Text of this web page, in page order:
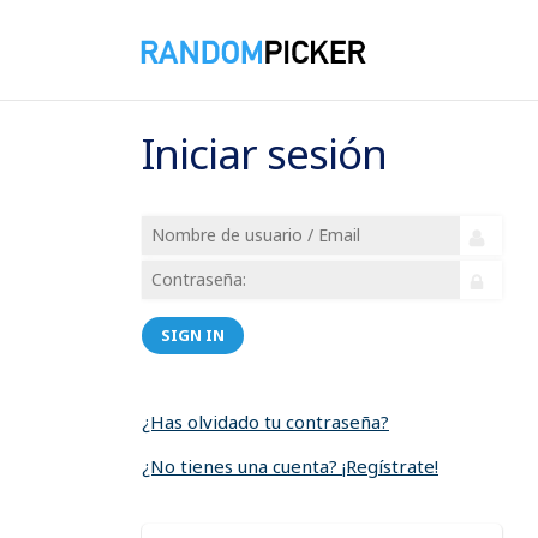
Iniciar sesión
SIGN IN
¿Has olvidado tu contraseña?
¿No tienes una cuenta? ¡Regístrate!